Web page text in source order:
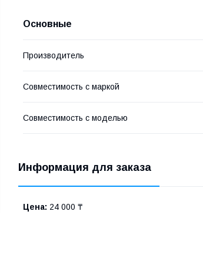
Основные
Производитель
Совместимость с маркой
Совместимость с моделью
Информация для заказа
Цена: 24 000 ₸